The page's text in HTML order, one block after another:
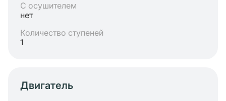
С осушителем
нет
Количество ступеней
1
Двигатель